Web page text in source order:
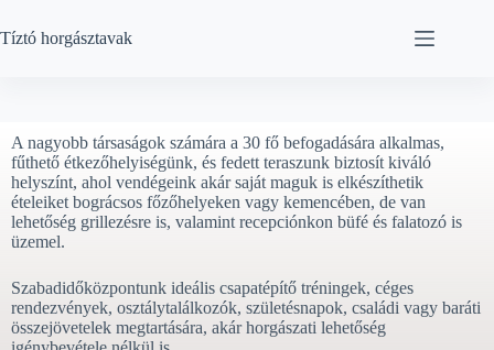
Tíztó horgásztavak
A nagyobb társaságok számára a 30 fő befogadására alkalmas,
fűthető étkezőhelyiségünk, és fedett teraszunk biztosít kiváló
helyszínt, ahol vendégeink akár saját maguk is elkészíthetik
ételeiket bográcsos főzőhelyeken vagy kemencében, de van
lehetőség grillezésre is, valamint recepciónkon büfé és falatozó is
üzemel.
Szabadidőközpontunk ideális csapatépítő tréningek, céges
rendezvények, osztálytalálkozók, születésnapok, családi vagy baráti
összejövetelek megtartására, akár horgászati lehetőség